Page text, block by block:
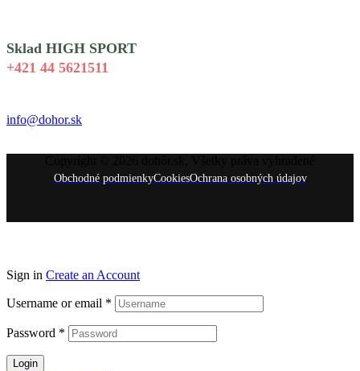
Sklad HIGH SPORT
+421 44 5621511
info@dohor.sk
Obchodné podmienkyCookiesOchrana osobných údajov
Sign in Create an Account
Username or email *
Password *
Login